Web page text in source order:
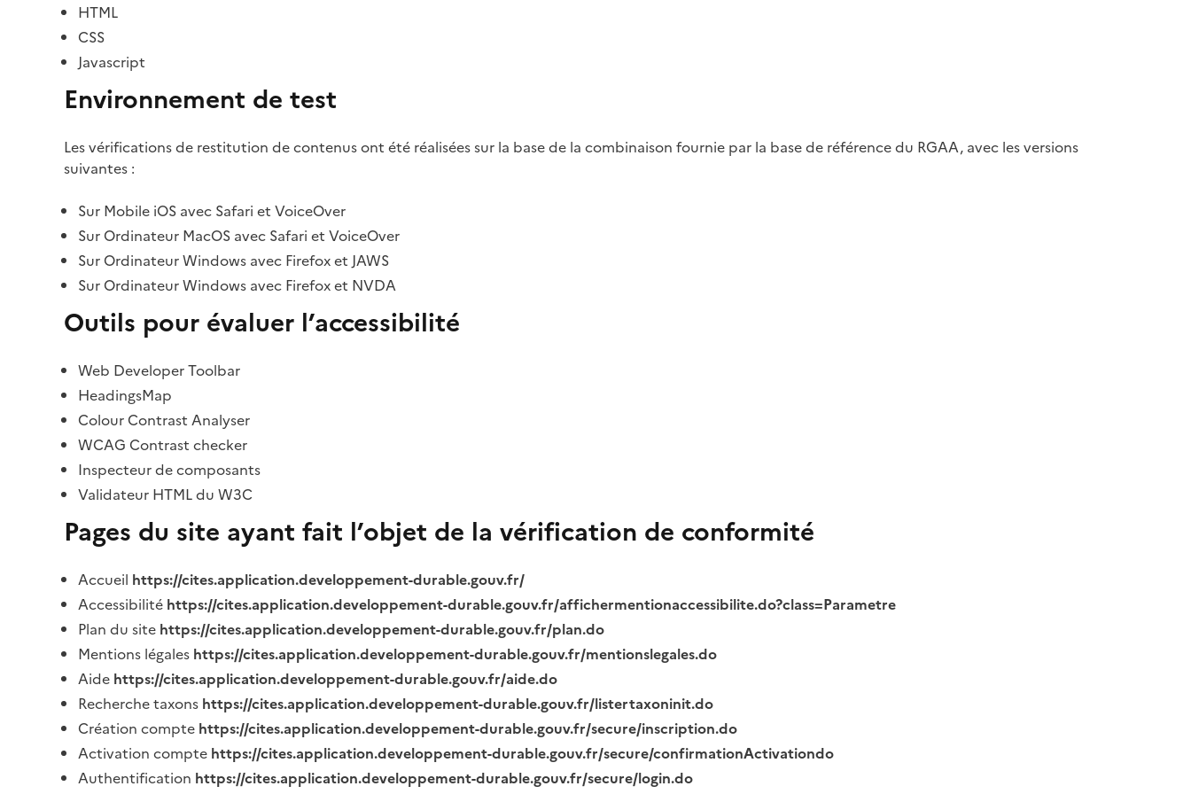
HTML
CSS
Javascript
Environnement de test
Les vérifications de restitution de contenus ont été réalisées sur la base de la combinaison fournie par la base de référence du RGAA, avec les versions
suivantes :
Sur Mobile iOS avec Safari et VoiceOver
Sur Ordinateur MacOS avec Safari et VoiceOver
Sur Ordinateur Windows avec Firefox et JAWS
Sur Ordinateur Windows avec Firefox et NVDA
Outils pour évaluer l’accessibilité
Web Developer Toolbar
HeadingsMap
Colour Contrast Analyser
WCAG Contrast checker
Inspecteur de composants
Validateur HTML du W3C
Pages du site ayant fait l’objet de la vérification de conformité
Accueil https://cites.application.developpement-durable.gouv.fr/
Accessibilité https://cites.application.developpement-durable.gouv.fr/affichermentionaccessibilite.do?class=Parametre
Plan du site https://cites.application.developpement-durable.gouv.fr/plan.do
Mentions légales https://cites.application.developpement-durable.gouv.fr/mentionslegales.do
Aide https://cites.application.developpement-durable.gouv.fr/aide.do
Recherche taxons https://cites.application.developpement-durable.gouv.fr/listertaxoninit.do
Création compte https://cites.application.developpement-durable.gouv.fr/secure/inscription.do
Activation compte https://cites.application.developpement-durable.gouv.fr/secure/confirmationActivationdo
Authentification https://cites.application.developpement-durable.gouv.fr/secure/login.do